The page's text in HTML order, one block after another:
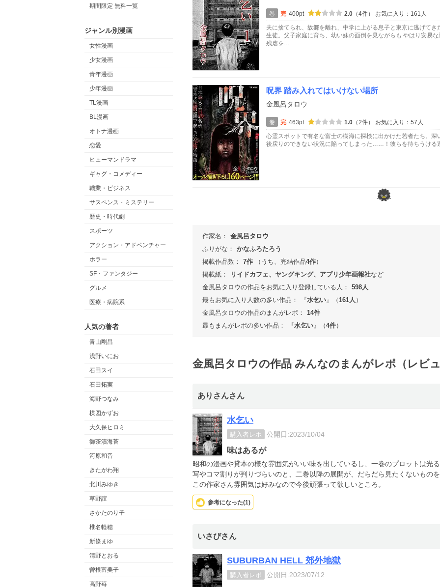
期間限定 無料一覧
ジャンル別漫画
女性漫画
少女漫画
青年漫画
少年漫画
TL漫画
BL漫画
オトナ漫画
恋愛
ヒューマンドラマ
ギャグ・コメディー
職業・ビジネス
サスペンス・ミステリー
歴史・時代劇
スポーツ
アクション・アドベンチャー
ホラー
SF・ファンタジー
グルメ
医療・病院系
人気の著者
青山剛昌
浅野いにお
石田スイ
石田拓実
海野つなみ
楳図かずお
大久保ヒロミ
御茶漬海苔
河原和音
きたがわ翔
北川みゆき
草野誼
さかたのり子
椎名軽穂
新條まゆ
清野とおる
曽根富美子
高野苺
巻 完 400pt 2.0 （4件）
お気に入り：161人
夫に捨てられ、故郷を離れ、中学に上がる息子と東京に逃げてき
生徒。父子家庭に育ち、幼い妹の面倒を見ながらも やはり安易
残虐を…
呪界 踏み入れてはいけない場所
金風呂タロウ
巻 完 463pt 1.0 （2件）
お気に入り：57人
心霊スポットで有名な富士の樹海に探検に出かけた若者たち。深
後戻りのできない状況に陥ってしまった……！彼らを待ちうけ
作家名：
金風呂タロウ
ふりがな：
かなふろたろう
掲載作品数：
7作 （うち、完結作品4作）
掲載紙：
リイドカフェ、ヤングキング、アプリ少年画報社など
金風呂タロウの作品をお気に入り登録している人：
598人
最もお気に入り人数の多い作品：
『水乞い』（161人 ）
金風呂タロウの作品のまんがレポ：
14件
最もまんがレポの多い作品：
『水乞い』（4件）
金風呂タロウの作品 みんなのまんがレポ（レビュ
ありさんさん
水乞い
購入者レポ 公開日:2023/10/04
味はあるが
昭和の漫画や貸本の様な雰囲気がいい味を出しているし、一巻のプロットは光
写やコマ割りが判りづらいのと、二巻以降の展開が、だらだら見たくないもの
この作家さん雰囲気は好みなので今後頑張って欲しいところ。
参考になった(1)
いさびさん
SUBURBAN HELL 郊外地獄
購入者レポ 公開日:2023/07/12